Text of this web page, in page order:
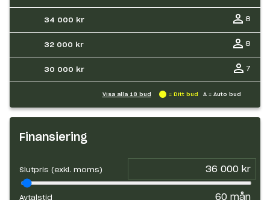
34 000 kr 8
32 000 kr 8
30 000 kr 7
Visa alla 18 bud = Ditt bud A = Auto bud
Finansiering
Slutpris (exkl. moms)
Avtalstid 60 mån